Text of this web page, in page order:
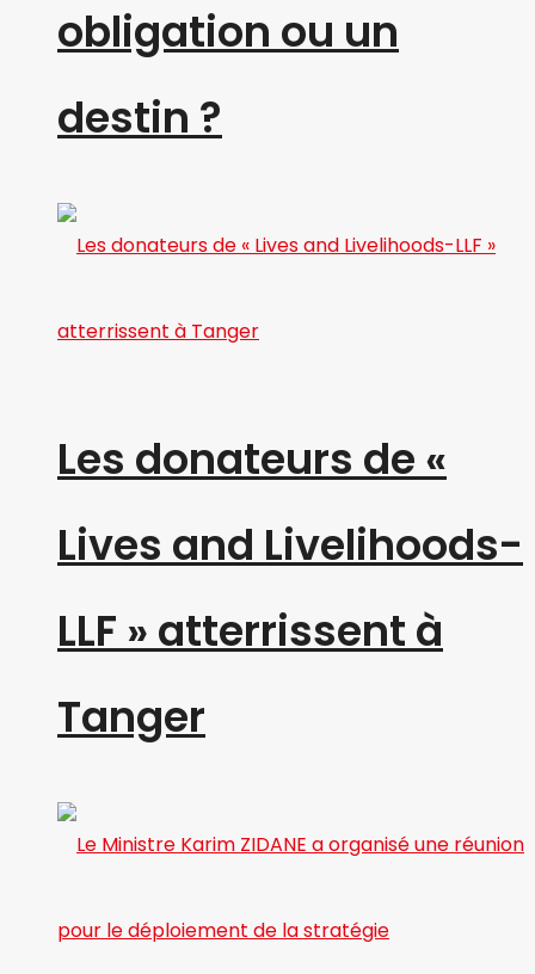
obligation ou un
destin ?
Les donateurs de «
Lives and Livelihoods-
LLF » atterrissent à
Tanger